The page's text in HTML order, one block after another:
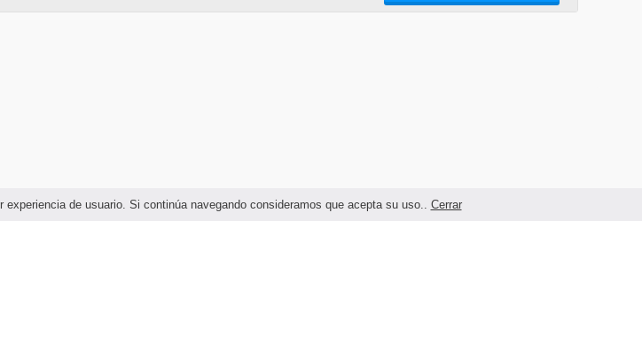
de usuario. Si continúa navegando consideramos que acepta su uso.. Cerrar